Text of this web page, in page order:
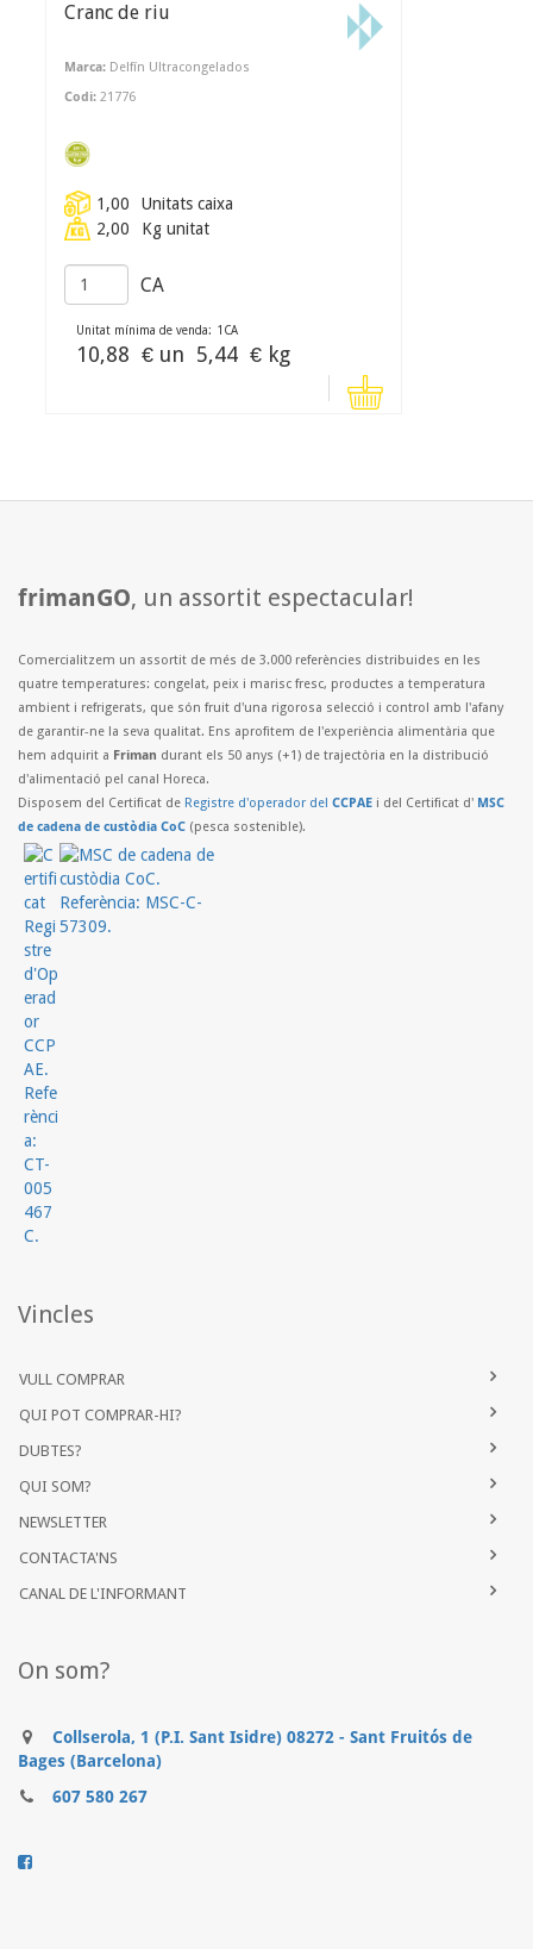
Cranc de riu
Marca: Delfín Ultracongelados
Codi: 21776
1,00
Unitats caixa
2,00
Kg unitat
CA
Unitat mínima de venda: 1 CA
10,88 € un 5,44 € kg
frimanGO, un assortit espectacular!
Comercialitzem un assortit de més de 3.000 referències distribuides en les
quatre temperatures: congelat, peix i marisc fresc, productes a temperatura
ambient i refrigerats, que són fruit d'una rigorosa selecció i control amb l'afany
de garantir-ne la seva qualitat. Ens aprofitem de l'experiència alimentària que
hem adquirit a Friman durant els 50 anys (+1) de trajectòria en la distribució
d'alimentació pel canal Horeca.
Disposem del Certificat de Registre d'operador del CCPAE i del Certificat d' MSC
de cadena de custòdia CoC (pesca sostenible).
Vincles
VULL COMPRAR
QUI POT COMPRAR-HI?
DUBTES?
QUI SOM?
NEWSLETTER
CONTACTA'NS
CANAL DE L'INFORMANT
On som?
Collserola, 1 (P.I. Sant Isidre) 08272 - Sant Fruitós de
Bages (Barcelona)
607 580 267